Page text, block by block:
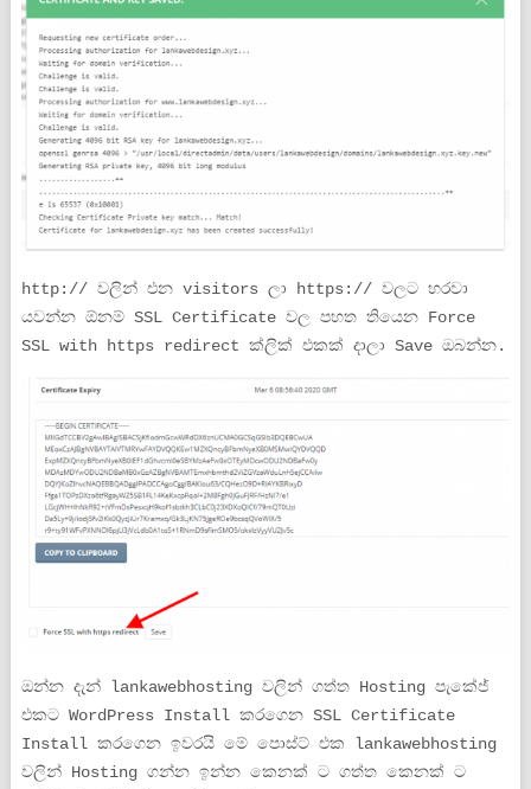
http:// වලින් එන visitors ලා https:// වලට හරවා
යවන්න ඕනම් SSL Certificate වල පහත තියෙන Force
SSL with https redirect ක්ලික් එකක් දාලා Save ඔබන්න.
ඔන්න දැන් lankawebhosting වලින් ගත්ත Hosting පැකේජ්
එකට WordPress Install කරගෙන SSL Certificate
Install කරගෙන ඉවරයි මේ පොස්ට් එක lankawebhosting
වලින් Hosting ගන්න ඉන්න කෙනක් ට ගත්ත කෙනක් ට